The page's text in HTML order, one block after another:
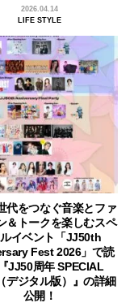
2026.04.14
LIFE STYLE
代をつなぐ音楽とファ
＆トークを楽しむスペ
イベント「JJ50th
Fest 2026」で読
JJ50周年 SPECIAL
デジタル版）』の詳細
公開！